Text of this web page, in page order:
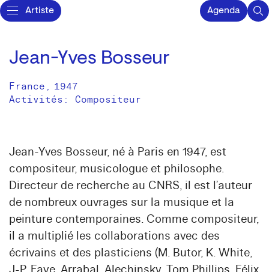
Artiste Agenda
Jean-Yves Bosseur
France , 1947
Activités: Compositeur
Jean-Yves Bosseur, né à Paris en 1947, est
compositeur, musicologue et philosophe.
Directeur de recherche au CNRS, il est l’auteur
de nombreux ouvrages sur la musique et la
peinture contemporaines. Comme compositeur,
il a multiplié les collaborations avec des
écrivains et des plasticiens (M. Butor, K. White,